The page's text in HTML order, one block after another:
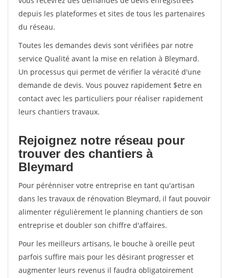
depuis les plateformes et sites de tous les partenaires
du réseau.
Toutes les demandes devis sont vérifiées par notre
service Qualité avant la mise en relation à Bleymard.
Un processus qui permet de vérifier la véracité d'une
demande de devis. Vous pouvez rapidement $etre en
contact avec les particuliers pour réaliser rapidement
leurs chantiers travaux.
Rejoignez notre réseau pour
trouver des chantiers à
Bleymard
Pour pérénniser votre entreprise en tant qu'artisan
dans les travaux de rénovation Bleymard, il faut pouvoir
alimenter régulièrement le planning chantiers de son
entreprise et doubler son chiffre d'affaires.
Pour les meilleurs artisans, le bouche à oreille peut
parfois suffire mais pour les désirant progresser et
augmenter leurs revenus il faudra obligatoirement